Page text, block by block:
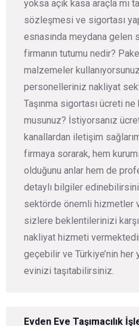
yoksa açık kasa araçla mı
sözleşmesi ve sigortası
esnasında meydana gelen
firmanın tutumu nedir?
malzemeler
personelleriniz nakliyat
Taşınma sigortası ücreti
musunuz? İstiyorsanız
kanallardan iletişim
firmaya sorarak, hem
olduğunu anlar hem de
detaylı bilgiler
sektörde önemli hizmetler
sizlere beklentilerinizi
nakliyat hizmeti
geçebilir ve Türkiye’nin
evinizi taşıtabilirsiniz.
Evden Eve Taşımacılık